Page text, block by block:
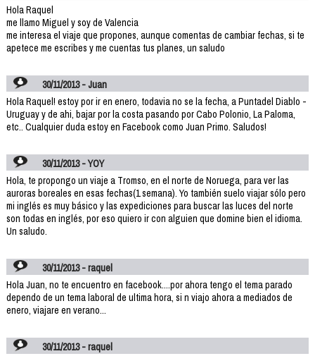
Hola Raquel
me llamo Miguel y soy de Valencia
me interesa el viaje que propones, aunque comentas de cambiar fechas, si te
apetece me escribes y me cuentas tus planes, un saludo
30/11/2013 - Juan
Hola Raquel! estoy por ir en enero, todavia no se la fecha, a Puntadel Diablo -
Uruguay y de ahi, bajar por la costa pasando por Cabo Polonio, La Paloma,
etc.. Cualquier duda estoy en Facebook como Juan Primo. Saludos!
30/11/2013 - YOY
Hola, te propongo un viaje a Tromso, en el norte de Noruega, para ver las
auroras boreales en esas fechas(1 semana). Yo también suelo viajar sólo pero
mi inglés es muy básico y las expediciones para buscar las luces del norte
son todas en inglés, por eso quiero ir con alguien que domine bien el idioma.
Un saludo.
30/11/2013 - raquel
Hola Juan, no te encuentro en facebook....por ahora tengo el tema parado
dependo de un tema laboral de ultima hora, si n viajo ahora a mediados de
enero, viajare en verano...
30/11/2013 - raquel